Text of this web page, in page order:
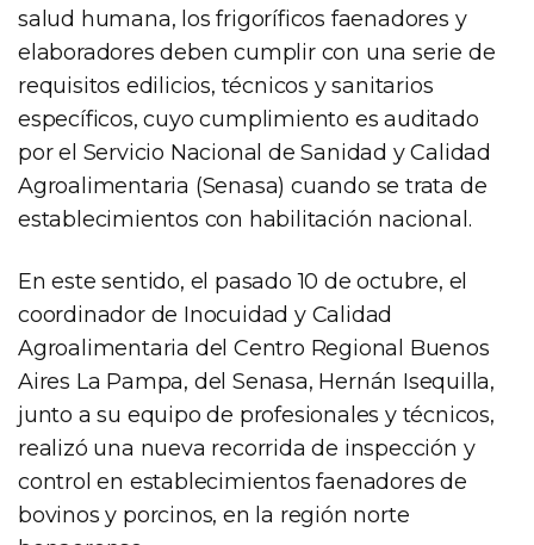
salud humana, los frigoríficos faenadores y
elaboradores deben cumplir con una serie de
requisitos edilicios, técnicos y sanitarios
específicos, cuyo cumplimiento es auditado
por el Servicio Nacional de Sanidad y Calidad
Agroalimentaria (Senasa) cuando se trata de
establecimientos con habilitación nacional.
En este sentido, el pasado 10 de octubre, el
coordinador de Inocuidad y Calidad
Agroalimentaria del Centro Regional Buenos
Aires La Pampa, del Senasa, Hernán Isequilla,
junto a su equipo de profesionales y técnicos,
realizó una nueva recorrida de inspección y
control en establecimientos faenadores de
bovinos y porcinos, en la región norte